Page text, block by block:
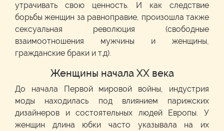
утрачивать свою ценность. И как следствие
борьбы женщин за равноправие, произошла также
сексуальная революция (свободные
взаимоотношения мужчины и женщины,
гражданские браки и т.д).
Женщины начала XX века
До начала Первой мировой войны, индустрия
моды находилась под влиянием парижских
дизайнеров и состоятельных людей Европы. У
женщин длина юбки часто указывала на их